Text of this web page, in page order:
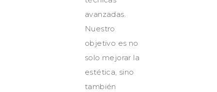
avanzadas.
Nuestro
objetivo es no
solo mejorar la
estética, sino
también